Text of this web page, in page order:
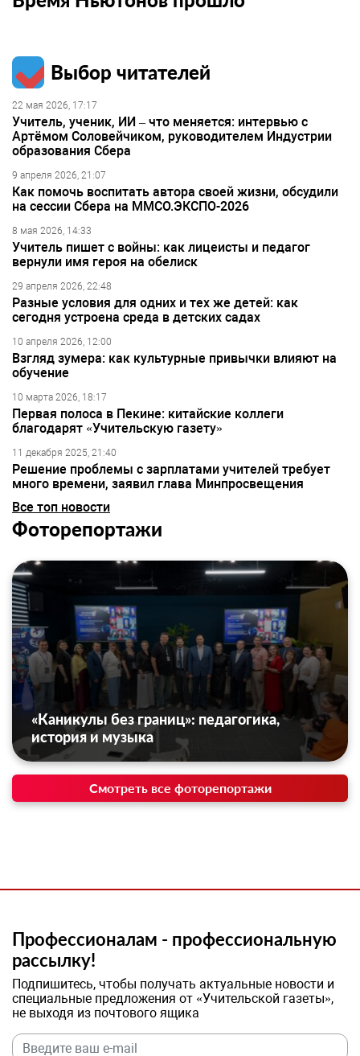
Выбор читателей
22 мая 2026, 17:17
Учитель, ученик, ИИ – что меняется: интервью с
Артёмом Соловейчиком, руководителем Индустрии
образования Сбера
9 апреля 2026, 21:07
Как помочь воспитать автора своей жизни, обсудили
на сессии Сбера на ММСО.ЭКСПО-2026
8 мая 2026, 14:33
Учитель пишет с войны: как лицеисты и педагог
вернули имя героя на обелиск
29 апреля 2026, 22:48
Разные условия для одних и тех же детей: как
сегодня устроена среда в детских садах
10 апреля 2026, 12:00
Взгляд зумера: как культурные привычки влияют на
обучение
10 марта 2026, 18:17
Первая полоса в Пекине: китайские коллеги
благодарят «Учительскую газету»
11 декабря 2025, 21:40
Решение проблемы с зарплатами учителей требует
много времени, заявил глава Минпросвещения
Все топ новости
Фоторепортажи
«Каникулы без границ»: педагогика,
история и музыка
Смотреть все фоторепортажи
Профессионалам - профессиональную
рассылку!
Подпишитесь, чтобы получать актуальные новости и
специальные предложения от «Учительской газеты»,
не выходя из почтового ящика